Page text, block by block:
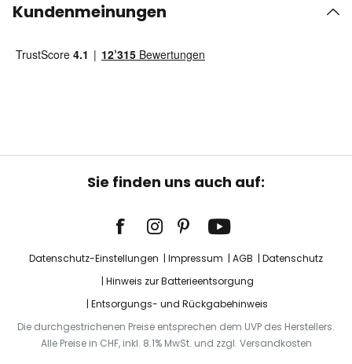
Kundenmeinungen
Sie finden uns auch auf:
Datenschutz-Einstellungen Impressum AGB
Datenschutz
Hinweis zur Batterieentsorgung
Entsorgungs- und Rückgabehinweis
Die durchgestrichenen Preise entsprechen dem UVP des Herstellers.
Alle Preise in CHF, inkl. 8.1% MwSt. und zzgl. Versandkosten